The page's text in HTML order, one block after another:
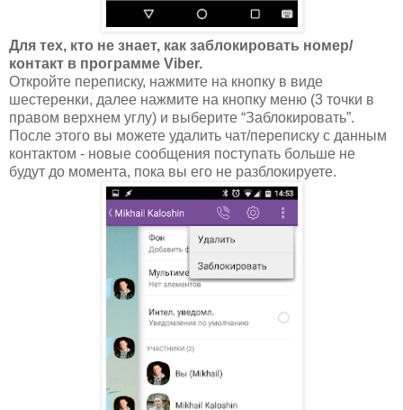
Для тех, кто не знает, как заблокировать номер/
контакт в программе Viber.
Откройте переписку, нажмите на кнопку в виде
шестеренки, далее нажмите на кнопку меню (3 точки в
правом верхнем углу) и выберите “Заблокировать”.
После этого вы можете удалить чат/переписку с данным
контактом - новые сообщения поступать больше не
будут до момента, пока вы его не разблокируете.